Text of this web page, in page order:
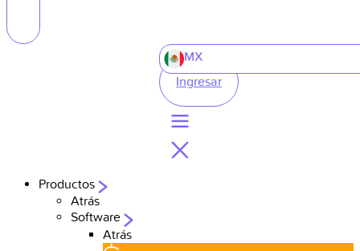
MX
Ingresar
Productos
Atrás
Software
Atrás